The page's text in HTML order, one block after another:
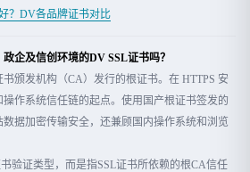
？DV各品牌证书对比
企及信创环境的DV SSL证书吗？
颁发机构（CA）发行的根证书。在 HTTPS 安
作系统信任链的起点。使用国产根证书签发的
据加密传输安全，还兼顾国内操作系统和浏览
验证类型，而是指SSL证书所依赖的根CA信任